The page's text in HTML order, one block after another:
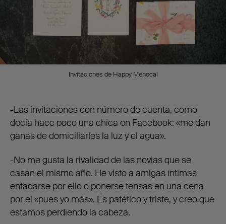
Invitaciones de Happy Menocal
-Las invitaciones con número de cuenta, como
decía hace poco una chica en Facebook: «me dan
ganas de domiciliarles la luz y el agua».
-No me gusta la rivalidad de las novias que se
casan el mismo año. He visto a amigas íntimas
enfadarse por ello o ponerse tensas en una cena
por el «pues yo más». Es patético y triste, y creo que
estamos perdiendo la cabeza.